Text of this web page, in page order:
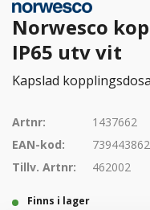
Norwesco
IP65 utv vit
Kapslad kopplingsdosa
Artnr:
1437662
EAN-kod:
Tillv. Artnr:
462002
Finns i lager